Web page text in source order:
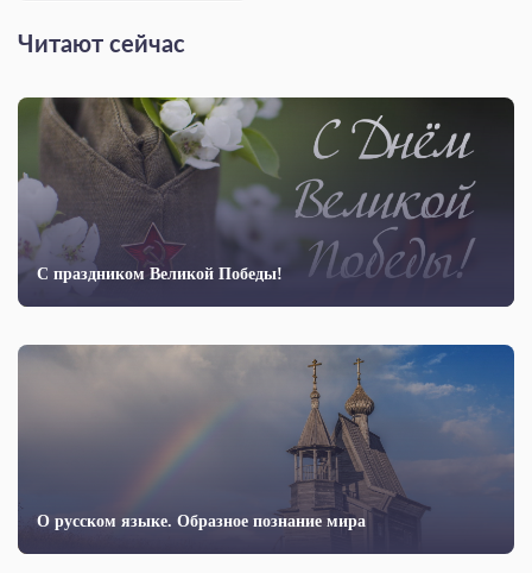
Читают сейчас
С праздником Великой Победы!
О русском языке. Образное познание мира